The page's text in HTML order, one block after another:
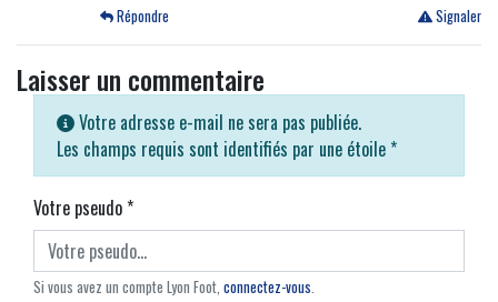
Signaler
Répondre
Laisser un commentaire
Votre adresse e-mail ne sera pas publiée.
Les champs requis sont identifiés par une étoile *
Votre pseudo*
Si vous avez un compte Lyon Foot, connectez-vous